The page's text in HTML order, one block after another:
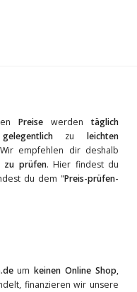
Preisewerdentäglich
gelegentlichzuleichten
empfehlen dir deshalb
zu prüfen. Hier findest du
du dem "Preis-prüfen-
umkeinen Online Shop,
finanzieren wir unsere